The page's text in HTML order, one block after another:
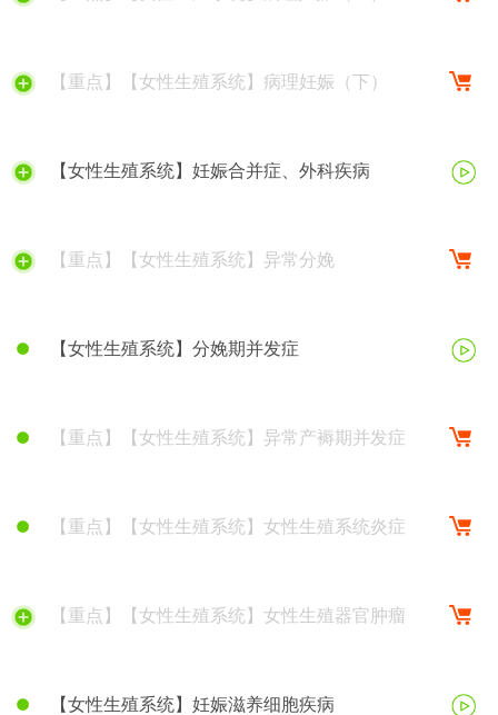
【重点】【女性生殖系统】病理妊娠（下）
【女性生殖系统】妊娠合并症、外科疾病
【重点】【女性生殖系统】异常分娩
【女性生殖系统】分娩期并发症
【重点】【女性生殖系统】异常产褥期并发症
【重点】【女性生殖系统】女性生殖系统炎症
【重点】【女性生殖系统】女性生殖器官肿瘤
【女性生殖系统】妊娠滋养细胞疾病